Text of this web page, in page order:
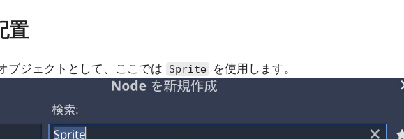
置
ブジェクトとして、ここでは Sprite を使用します。